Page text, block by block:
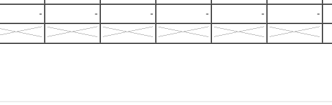
- - - - -
-